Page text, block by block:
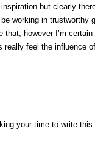
but clearly
working in trustworthy
however I’m
really feel the influence
your time to write this.